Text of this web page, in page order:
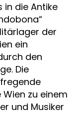
in die Antike
der
ein
den
Die
zu einem
und Musiker